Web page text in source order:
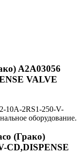
A2A03056
VALVE
10A-2RS1-250-V-
оборудование.
(Грако)
CD,DISPENSE